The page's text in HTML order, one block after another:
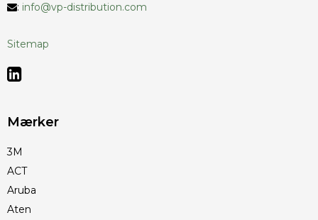
: info@vp-distribution.com
Sitemap
Mærker
3M
ACT
Aruba
Aten